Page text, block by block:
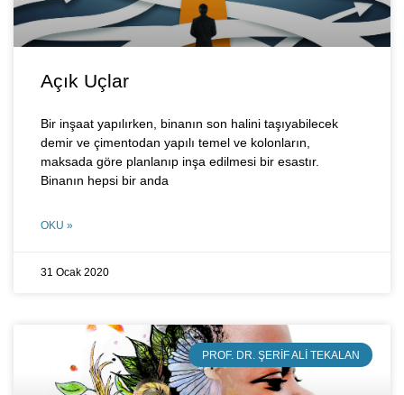
Açık Uçlar
Bir inşaat yapılırken, binanın son halini taşıyabilecek
demir ve çimentodan yapılı temel ve kolonların,
maksada göre planlanıp inşa edilmesi bir esastır.
Binanın hepsi bir anda
OKU »
31 Ocak 2020
PROF. DR. ŞERIF ALI TEKALAN